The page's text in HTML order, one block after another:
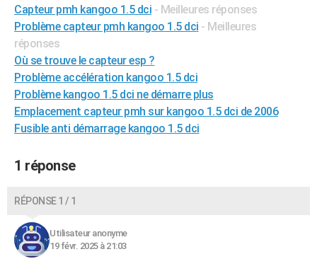
BONS PLANS
CARTE DE VOEUX
Carte de Noël
Carte Bonne année
Carte Saint-Valentin
Carte Pâques
Carte d'anniversaire
DICTIONNAIRE
Dictionnaire
Biographies
Citations
Expressions
Proverbes
PROGRAMME TV
COPAINS D'AVANT
Bricolage
Lifestyle
Culture
Sport
Auto
Television
Voyage
Cinema
Capteur pmh kangoo 1.5 dci - Meilleures réponses
Problème capteur pmh kangoo 1.5 dci - Meilleures
réponses
Où se trouve le capteur esp ?
Problème accélération kangoo 1.5 dci
Problème kangoo 1.5 dci ne démarre plus
Emplacement capteur pmh sur kangoo 1.5 dci de 2006
Fusible anti démarrage kangoo 1.5 dci
1 réponse
RÉPONSE 1 / 1
Utilisateur anonyme
19 févr. 2025 à 21:03